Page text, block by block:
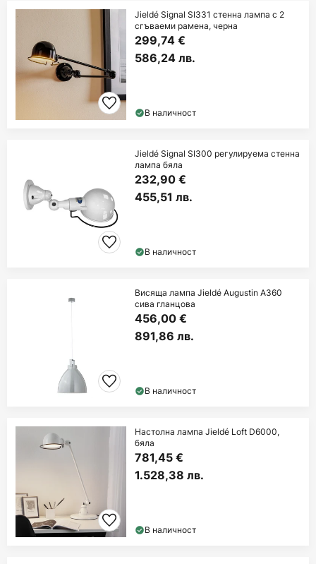
Jieldé Signal SI331 стенна лампа с 2
сгъваеми рамена, черна
299,74 €
586,24 лв.
В наличност
Jieldé Signal SI300 регулируема стенна
лампа бяла
232,90 €
455,51 лв.
В наличност
Висяща лампа Jieldé Augustin A360
сива гланцова
456,00 €
891,86 лв.
В наличност
Настолна лампа Jieldé Loft D6000,
бяла
781,45 €
1.528,38 лв.
В наличност